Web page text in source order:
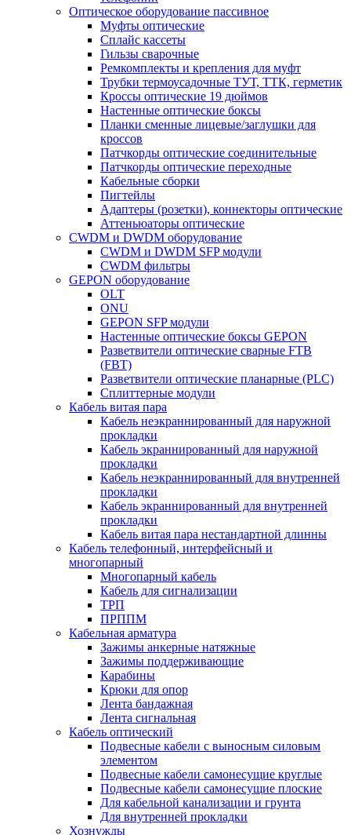
Оптическое оборудование пассивное
Муфты оптические
Сплайс кассеты
Гильзы сварочные
Ремкомплекты и крепления для муфт
Трубки термоусадочные ТУТ, ТТК, герметик
Кроссы оптические 19 дюймов
Настенные оптические боксы
Планки сменные лицевые/заглушки для
кроссов
Патчкорды оптические соединительные
Патчкорды оптические переходные
Кабельные сборки
Пигтейлы
Адаптеры (розетки), коннекторы оптические
Аттеньюаторы оптические
CWDM и DWDM оборудование
CWDM и DWDM SFP модули
CWDM фильтры
GEPON оборудование
OLT
ONU
GEPON SFP модули
Настенные оптические боксы GEPON
Разветвители оптические сварные FTB
(FBT)
Разветвители оптические планарные (PLC)
Сплиттерные модули
Кабель витая пара
Кабель неэкраннированный для наружной
прокладки
Кабель экраннированный для наружной
прокладки
Кабель неэкраннированный для внутренней
прокладки
Кабель экраннированный для внутренней
прокладки
Кабель витая пара нестандартной длинны
Кабель телефонный, интерфейсный и
многопарный
Многопарный кабель
Кабель для сигнализации
ТРП
ПРППМ
Кабельная арматура
Зажимы анкерные натяжные
Зажимы поддерживающие
Карабины
Крюки для опор
Лента бандажная
Лента сигнальная
Кабель оптический
Подвесные кабели с выносным силовым
элементом
Подвесные кабели самонесущие круглые
Подвесные кабели самонесущие плоские
Для кабельной канализации и грунта
Для внутренней прокладки
Хознужды